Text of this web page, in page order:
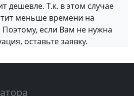
дешевле. Т.к. в этом случае
меньше времени на
Поэтому, если Вам не нужна
оставьте заявку.